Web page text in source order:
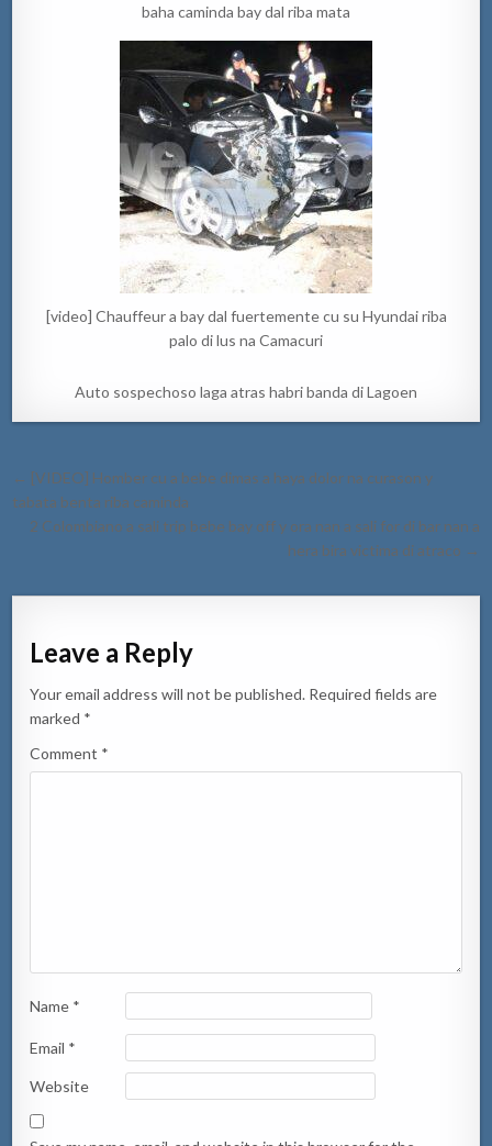
baha caminda bay dal riba mata
[video] Chauffeur a bay dal fuertemente cu su Hyundai riba
palo di lus na Camacuri
Auto sospechoso laga atras habri banda di Lagoen
Post
navigation
← [VIDEO] Homber cu a bebe dimas a haya dolor na curason y
tabata benta riba caminda
2 Colombiano a sali trip bebe bay off y ora nan a sali for di bar nan a
hera bira victima di atraco →
Leave a Reply
Your email address will not be published. Required fields are
marked *
Comment *
Name *
Email *
Website